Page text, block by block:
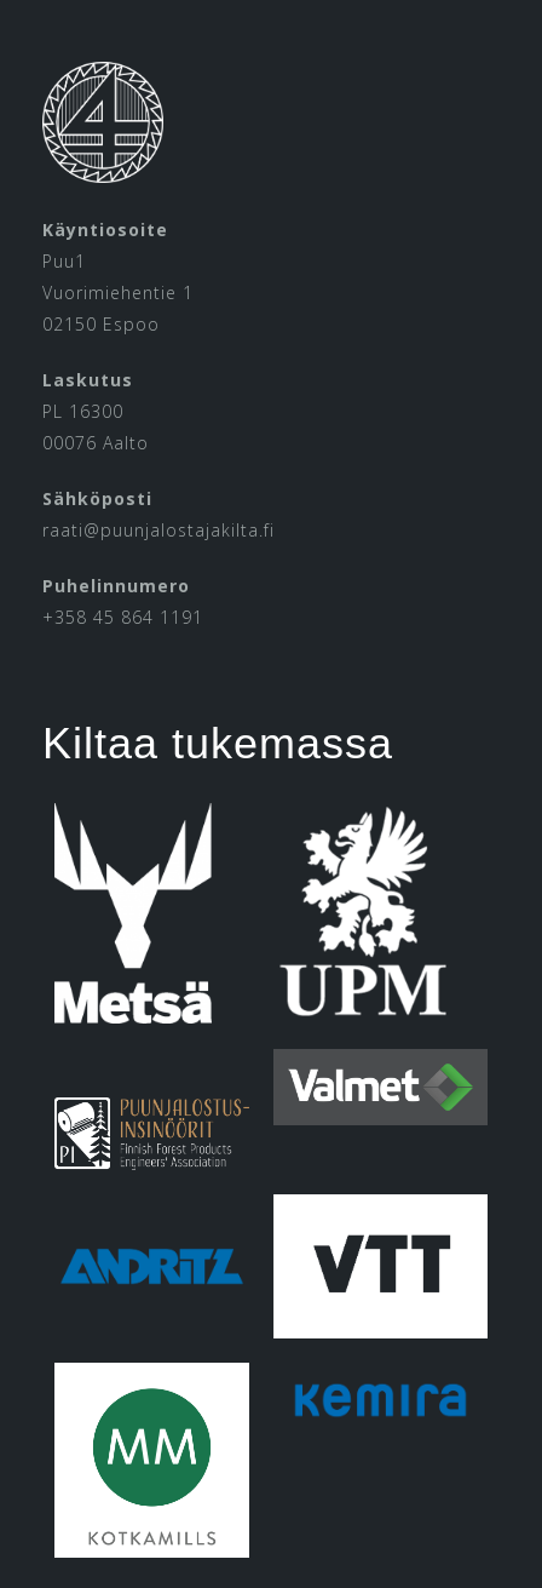
Käyntiosoite
Puu1
Vuorimiehentie 1
02150 Espoo
Laskutus
PL 16300
00076 Aalto
Sähköposti
raati@puunjalostajakilta.fi
Puhelinnumero
+358 45 864 1191
Kiltaa tukemassa